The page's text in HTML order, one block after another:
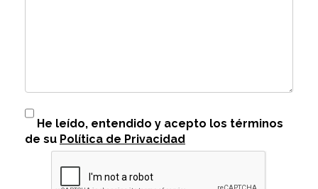
He leído, entendido y acepto los términos
de su Política de Privacidad